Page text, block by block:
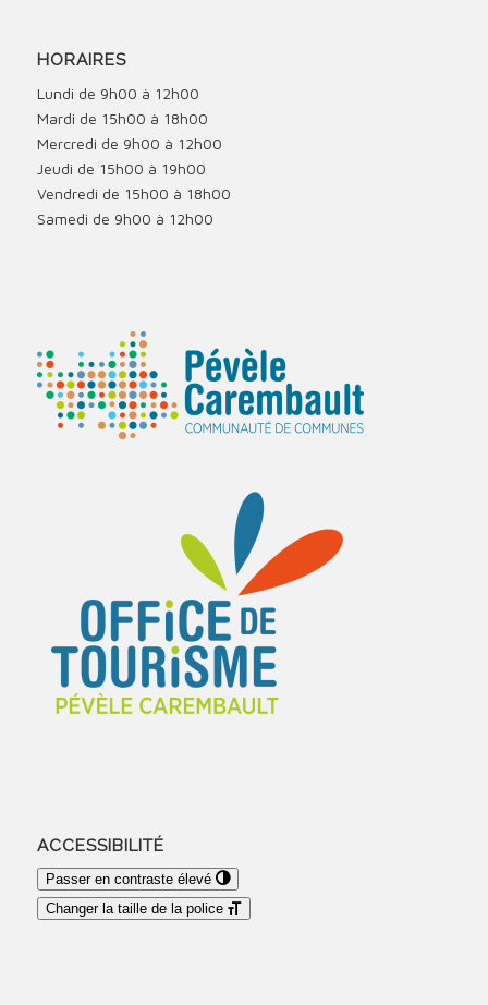
HORAIRES
Lundi de 9h00 à 12h00
Mardi de 15h00 à 18h00
Mercredi de 9h00 à 12h00
Jeudi de 15h00 à 19h00
Vendredi de 15h00 à 18h00
Samedi de 9h00 à 12h00
ACCESSIBILITÉ
Passer en contraste élevé
Changer la taille de la police